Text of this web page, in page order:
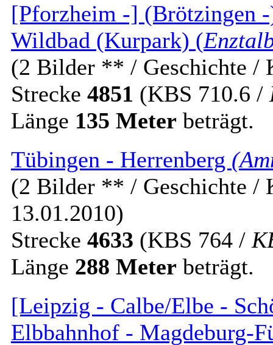
[Pforzheim -] (Brötzingen
Wildbad (Kurpark) (
(2 Bilder ** / Geschichte /
Strecke 4851 (KBS 710.6 /
Länge 135 Meter beträgt.
Tübingen - Herrenberg
(2 Bilder ** / Geschichte /
13.01.2010)
Strecke 4633 (KBS 764 /
Länge 288 Meter beträgt.
[Leipzig - Calbe/Elbe -
Elbbahnhof - Magdeburg-